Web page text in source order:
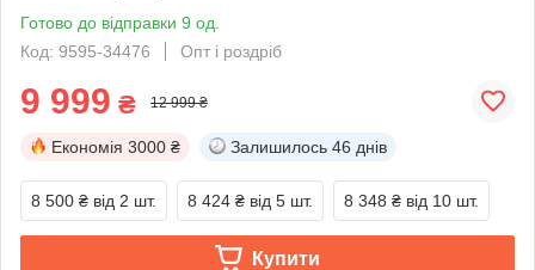
Готово до відправки 9 од.
Код: 9595-34476
Опт і роздріб
9 999 ₴ 12 999 ₴
Економія 3000 ₴ Залишилось 46 днів
8 500 ₴ від 2 шт. 8 424 ₴ від 5 шт. 8 348 ₴ від 10 шт.
Купити